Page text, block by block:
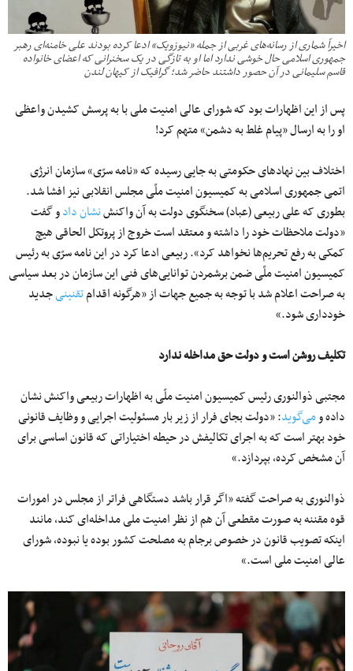
اخیراً شماری از رسانه‌های غربی از جمله «نیوزویک» ادعا کرده بودند علی خامنه‌ای رهبر
جمهوری اسلامی حال خوشی ندارد اما او به تازگی در یک سخنرانی که اعضای خانواده
قاسم سلیمانی در آن حصور داشتند حاضر شد؛ گرافیک از کیهان لندن
پس از این اظهارات بود که شورای ‌عالی امنیت ملی با به پرسش کشیدن واعظی
او را به ارسال «پیام غلط به دشمن» متهم کرد!
اختلاف بین نهادهای حکومتی به جایی رسیده که «نامه سرّی» سازمان انرژی
اتمی جمهوری اسلامی به کمیسیون امنیت ملّی مجلس انقلابی نیز افشا شد.
بطوری که علی ربیعی (عباد) سخنگوی دولت به آن واکنشنشان دادو گفت
«دولت ملاحظات خود را داشته و معتقد است خروج از پروتکل الحاقی هیچ
کمکی به رفع تحریم‌ها نخواهد کرد». ربیعی ادعا کرد در این نامه سرّی به رئیس
کمیسیون امنیت ملّی ضمن برشمردن توانایی‌های فنی این سازمان در بعد سیاسی
به صراحت اعلام شد با توجه به جمیع جهات از «هرگونه اقدامتقنینیجدید
خودداری شود.»
تکلیف روشن است و دولت حق مداخله ندارد
مجتبی ذوالنوری رئیس کمیسیون امنیت ملّی به اظهارات ربیعی واکنش نشان
داده ومی‌گوید: «دولت بجای فرار از زیر بار مسئولیت اجرایی و وظایف قانونی
خود بهتر است که به اجرای تکالیفش در حیطه اختیاراتی که قانون اساسی برای
آن مشخص کرده، بپردازد.»
ذوالنوری به صراحت گفته «اگر قرار باشد دستگاهی فراتر از مجلس در امورات
قوه مقننه به صورت مقطعی آن هم از نظر امنیت ملی مداخله‌ای کند، مانند
اینکه تصویب قانون در خصوص برجام به مصلحت کشور بوده یا نبوده، شورای
عالی امنیت ملی است.»